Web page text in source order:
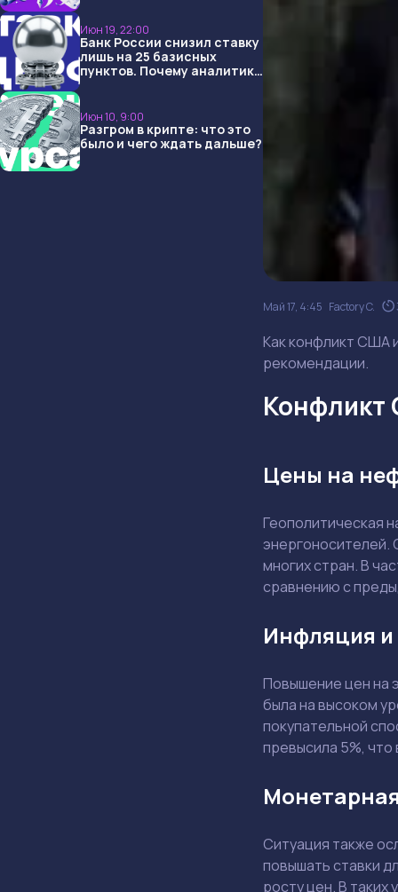
Июн 19, 22:00
Банк России снизил ставку
лишь на 25 базисных
пунктов. Почему аналитики
Июн 10, 9:00
Разгром в крипте: что это
было и чего ждать дальше?
Май 17, 4:45 Factory C.
Как конфликт США
рекомендации.
Конфликт
Цены на
Геополитическая
энергоносителей.
многих стран. В
сравнению с
Инфляция и
Повышение цен на
была на высоком
покупательной
превысила 5%,
Ситуация также
повышать ставки
росту цен. В